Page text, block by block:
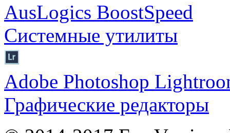
AusLogics BoostSpeed
Системные утилиты
Adobe Photoshop
Графические редакторы